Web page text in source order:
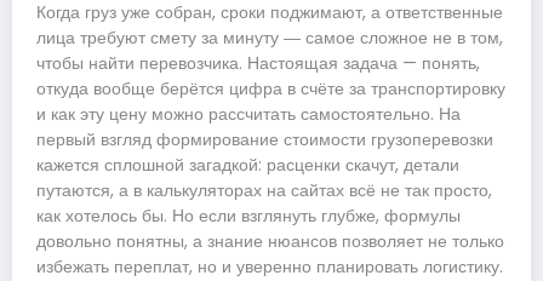
Когда груз уже собран, сроки поджимают, а ответственные
лица требуют смету за минуту ― самое сложное не в том,
чтобы найти перевозчика. Настоящая задача — понять,
откуда вообще берётся цифра в счёте за транспортировку
и как эту цену можно рассчитать самостоятельно. На
первый взгляд формирование стоимости грузоперевозки
кажется сплошной загадкой: расценки скачут, детали
путаются, а в калькуляторах на сайтах всё не так просто,
как хотелось бы. Но если взглянуть глубже, формулы
довольно понятны, а знание нюансов позволяет не только
избежать переплат, но и уверенно планировать логистику.